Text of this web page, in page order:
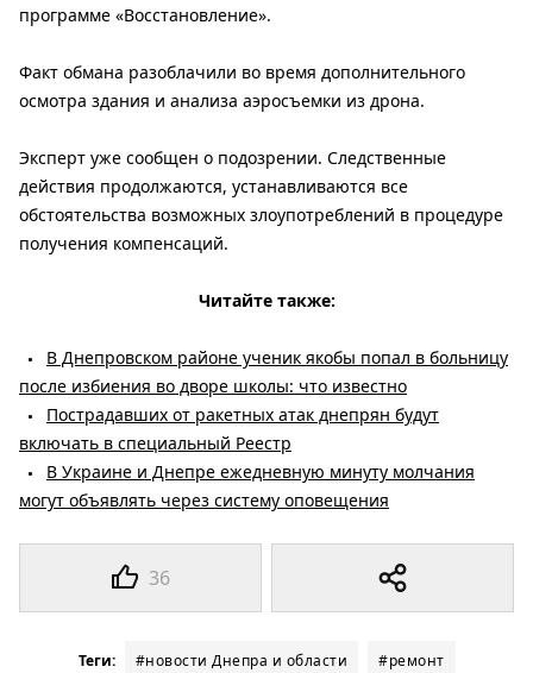
36
программе «Восстановление».
Факт обмана разоблачили во время дополнительного
осмотра здания и анализа аэросъемки из дрона.
Эксперт уже сообщен о подозрении. Следственные
действия продолжаются, устанавливаются все
обстоятельства возможных злоупотреблений в процедуре
получения компенсаций.
Читайте также:
В Днепровском районе ученик якобы попал в больницу
после избиения во дворе школы: что известно
Пострадавших от ракетных атак днепрян будут
включать в специальный Реестр
В Украине и Днепре ежедневную минуту молчания
могут объявлять через систему оповещения
Теги: #новости Днепра и области #ремонт